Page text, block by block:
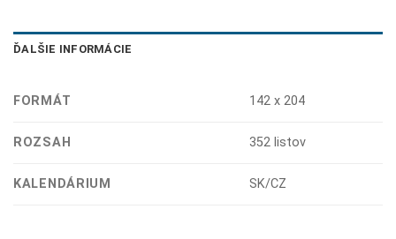
ĎALŠIE INFORMÁCIE
FORMÁT 142 x 204
ROZSAH 352 listov
KALENDÁRIUM SK/CZ